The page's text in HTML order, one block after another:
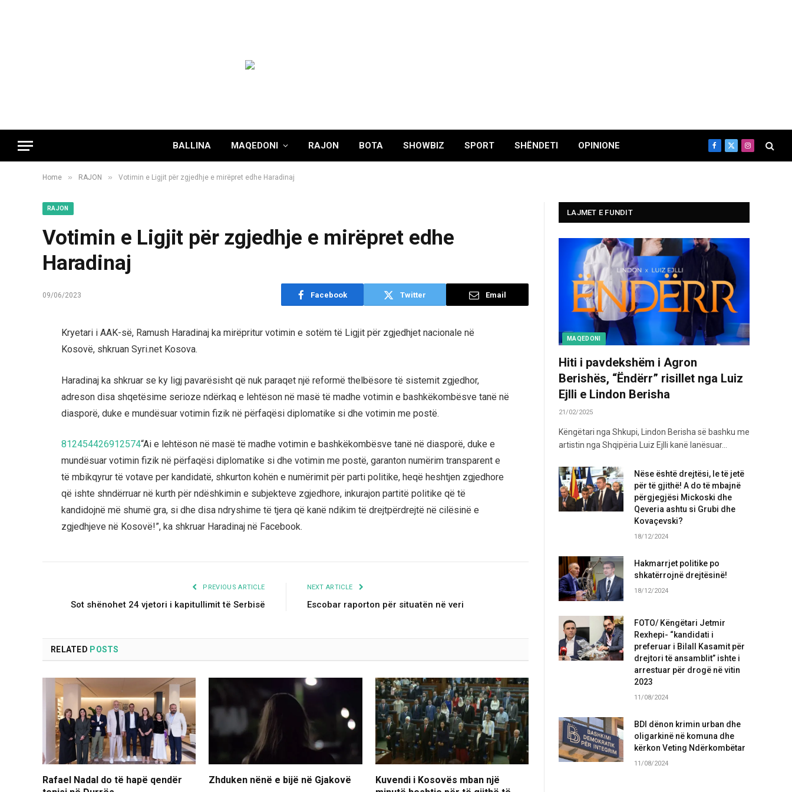
BALLINA MAQEDONI RAJON BOTA SHOWBIZ SPORT SHËNDETI OPINIONE Facebook
X
(Twitter)
Instagram
Home » RAJON » Votimin e Ligjit për zgjedhje e mirëpret edhe Haradinaj
RAJON
Votimin e Ligjit për zgjedhje e mirëpret edhe
Haradinaj
09/06/2023 Facebook Twitter Email
Kryetari i AAK-së, Ramush Haradinaj ka mirëpritur votimin e sotëm të Ligjit për zgjedhjet nacionale në
Kosovë, shkruan Syri.net Kosova.
Haradinaj ka shkruar se ky ligj pavarësisht që nuk paraqet një reformë thelbësore të sistemit zgjedhor,
adreson disa shqetësime serioze ndërkaq e lehtëson në masë të madhe votimin e bashkëkombësve tanë në
diasporë, duke e mundësuar votimin fizik në përfaqësi diplomatike si dhe votimin me postë.
812454426912574“Ai e lehtëson në masë të madhe votimin e bashkëkombësve tanë në diasporë, duke e
mundësuar votimin fizik në përfaqësi diplomatike si dhe votimin me postë, garanton numërim transparent e
të mbikqyrur të votave per kandidatë, shkurton kohën e numërimit për parti politike, heqë heshtjen zgjedhore
që ishte shndërruar në kurth për ndëshkimin e subjekteve zgjedhore, inkurajon partitë politike që të
kandidojnë më shumë gra, si dhe disa ndryshime të tjera që kanë ndikim të drejtpërdrejtë në cilësinë e
zgjedhjeve në Kosovë!”, ka shkruar Haradinaj në Facebook.
PREVIOUS ARTICLE
Sot shënohet 24 vjetori i kapitullimit të Serbisë
NEXT ARTICLE
Escobar raporton për situatën në veri
RELATED POSTS
Rafael Nadal do të hapë qendër
Zhduken nënë e bijë në Gjakovë
Kuvendi i Kosovës mban një
LAJMET E FUNDIT
MAQEDONI
Hiti i pavdekshëm i Agron
Berishës, “Ëndërr” risillet nga Luiz
Ejlli e Lindon Berisha
21/02/2025
Këngëtari nga Shkupi, Lindon Berisha së bashku me
artistin nga Shqipëria Luiz Ejlli kanë lanësuar…
Nëse është drejtësi, le të jetë
për të gjithë! A do të mbajnë
përgjegjësi Mickoski dhe
Qeveria ashtu si Grubi dhe
Kovaçevski?
18/12/2024
Hakmarrjet politike po
shkatërrojnë drejtësinë!
18/12/2024
FOTO/ Këngëtari Jetmir
Rexhepi- “kandidati i
preferuar i Bilall Kasamit për
drejtori të ansamblit” ishte i
arrestuar për drogë në vitin
2023
11/08/2024
BDI dënon krimin urban dhe
oligarkinë në komuna dhe
kërkon Veting Ndërkombëtar
11/08/2024